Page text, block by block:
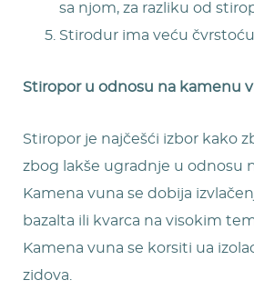
sa njom, za razliku od
Stirodur ima veću
Stiropor u odnosu na kamenu
Stiropor je najčešći izbor kako
zbog lakše ugradnje u odnosu
Kamena vuna se dobija
bazalta ili kvarca na visokim
Kamena vuna se korsiti ua
zidova.